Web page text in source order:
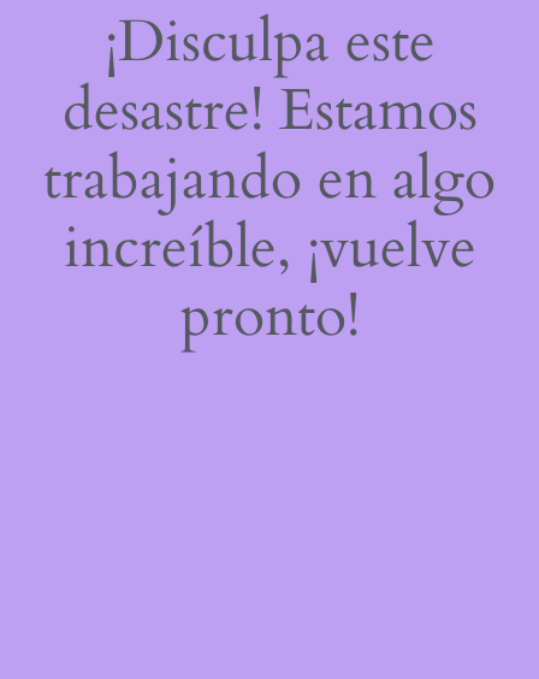
¡Disculpa este
desastre! Estamos
trabajando en algo
increíble, ¡vuelve
pronto!